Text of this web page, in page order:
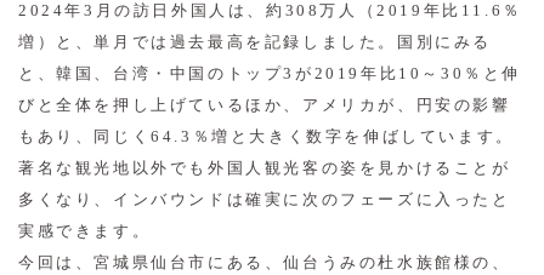
2024年3月の訪日外国人は、約308万人（2019年比11.6％
増）と、単月では過去最高を記録しました。国別にみる
と、韓国、台湾・中国のトップ3が2019年比10～30％と伸
びと全体を押し上げているほか、アメリカが、円安の影響
もあり、同じく64.3％増と大きく数字を伸ばしています。
著名な観光地以外でも外国人観光客の姿を見かけることが
多くなり、インバウンドは確実に次のフェーズに入ったと
実感できます。
今回は、宮城県仙台市にある、仙台うみの杜水族館様の、